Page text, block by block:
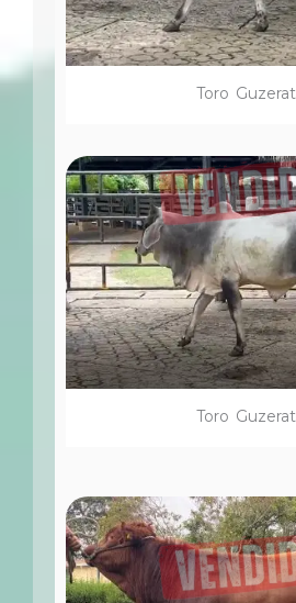
Toro Guzerat
Toro Guzerat